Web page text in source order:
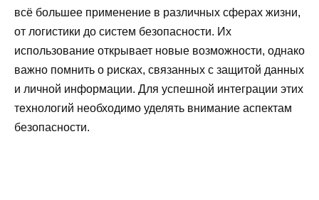
всё большее применение в различных сферах жизни,
от логистики до систем безопасности. Их
использование открывает новые возможности, однако
важно помнить о рисках, связанных с защитой данных
и личной информации. Для успешной интеграции этих
технологий необходимо уделять внимание аспектам
безопасности.